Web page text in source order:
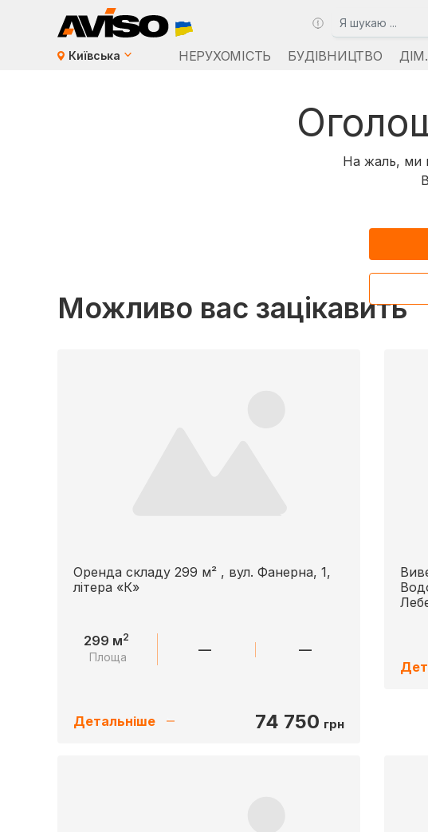
Київська НЕРУХОМІСТЬ БУДІВНИЦТВО
На жаль, ми
Можливо вас зацікавить
Оренда складу 299 м² , вул. Фанерна, 1,
літера «К»
299 м2
Площа — —
Детальніше 74 750 грн